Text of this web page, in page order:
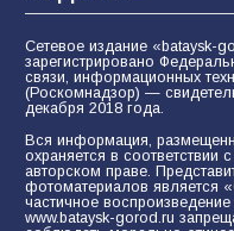
Сетевое издание «bataysk-
зарегистрировано
связи, информационных
(Роскомнадзор) —
декабря 2018 года.
Вся информация,
охраняется в соответствии
авторском праве.
фотоматериалов
частичное
www.bataysk-gorod.ru